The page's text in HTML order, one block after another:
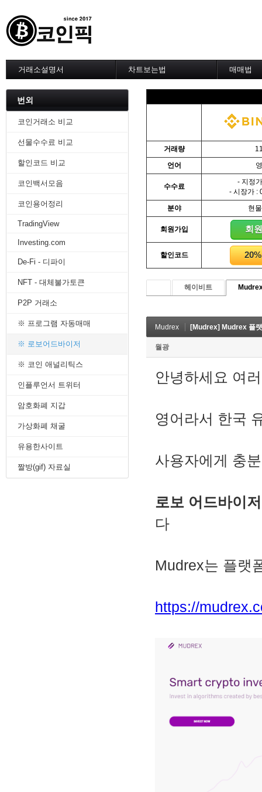
거래소설명서 차트보는법
2. 비트맥스 차트설정
5. 빗썸 차트설정
6. 트레이딩뷰
7. 크립토워치
2. 봉차트
3. 호가창,거래창
10. 데드크로스
1. 캔들 패턴(1)
2. 캔들 패턴(2)
3. 캔들 패턴(3)
--------차트 패턴--------
3. 삼각수렴 패턴 종류
4. 쌍바닥 패턴
7. 하모닉 패턴
10. 엘리어트 파동
-------기술적 지표-------
1. MA - 이동평균선
2. MACD - 수렴확산지수
5. FIBO - 피보나치되돌림
8. CCI - 채널지수
9. STOCH - 스토캐스틱
12. ADX - 평균방향지수
매매법
3. 골든크
5. MACD
6. RSI 매
7. 볼린저
8. 피보나
9. 거래량
10. 사께
11. 엘리
12. 쌍바
13. 지지
14. 일목
15. DMI
번외
코인거래소 비교
선물수수료 비교
할인코드 비교
코인백서모음
코인용어정리
TradingView
Investing.com
De-Fi - 디파이
NFT - 대체불가토큰
P2P 거래소
※ 프로그램 자동매매
※ 로보어드바이저
※ 코인 애널리틱스
인플루언서 트위터
암호화폐 지갑
가상화폐 채굴
유용한사이트
짤방(gif) 자료실
거래량
언어
수수료
- 지정
- 시장가 :
분야
현물
회원가입 회
할인코드
헤이비트
Mudrex [Mudrex] Mudrex 플
월광
안녕하세요 여
영어라서 한국
사용자에게 충
로보 어드바이
다
Mudrex는 플랫
https://